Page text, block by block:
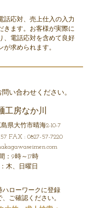
話応対、売上仕入の入力
きます。 お客様が実際に
、電話応対を含めて良好
が求められます。
い合わせください。
工房なか川
県大竹市晴海2-10-7
FAX : 0827-57-7220
：9時～17時
木、日曜日
ハローワークに登録
ご確認ください。